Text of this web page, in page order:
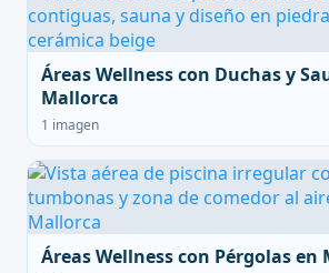
Áreas Wellness con Duchas y
Mallorca
1 imagen
Áreas Wellness con Pérgolas en